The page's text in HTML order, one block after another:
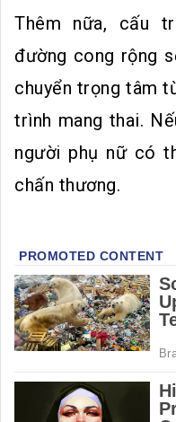
Thêm nữa, cấu
đường cong rộng
chuyển trọng tâm
trình mang thai.
người phụ nữ có
chấn thương.